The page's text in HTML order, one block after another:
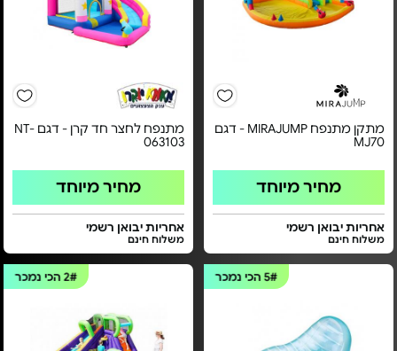
מתקן מתנפח MIRAJUMP - דגם
MJ70
מחיר מיוחד
אחריות יבואן רשמי
משלוח חינם
מתנפח לחצר חד קרן - דגם NT-
063103
מחיר מיוחד
אחריות יבואן רשמי
משלוח חינם
5# הכי נמכר 2#הכי נמכר